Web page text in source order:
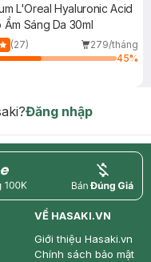
L'Oreal Hyaluronic Acid
Ẩm Sáng Da 30ml
(27)
279/tháng
45%
Đăng nhập
price
VỀ HASAKI.VN
Giới thiệu Hasaki.vn
Chính sách bảo mật